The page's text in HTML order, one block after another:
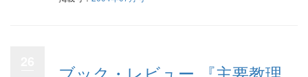
ブック・レビュー 『主要教理